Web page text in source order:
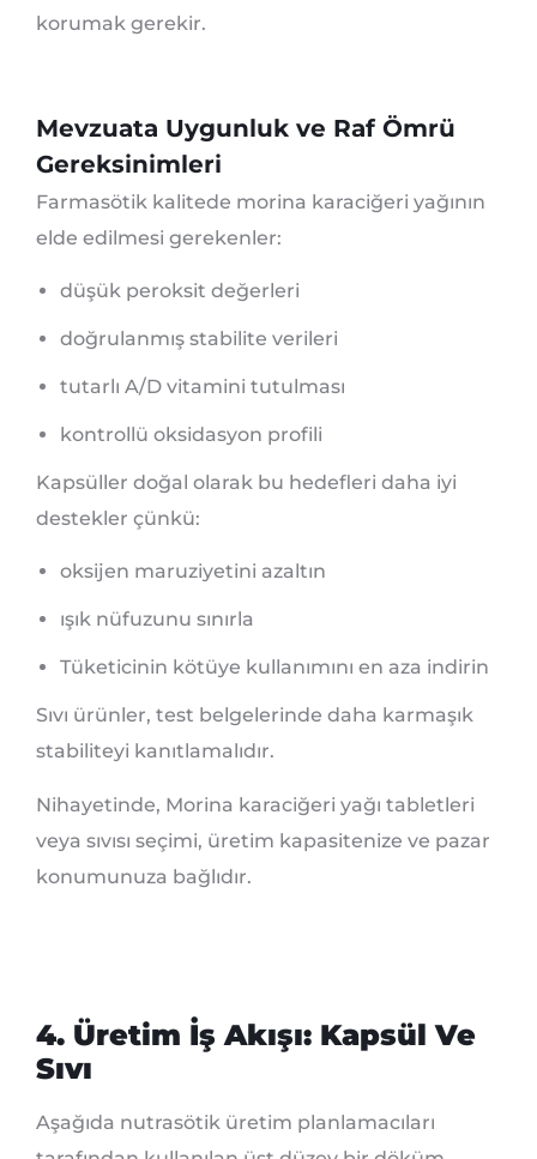
korumak gerekir.
Mevzuata Uygunluk ve Raf Ömrü
Gereksinimleri
Farmasötik kalitede morina karaciğeri yağının
elde edilmesi gerekenler:
düşük peroksit değerleri
doğrulanmış stabilite verileri
tutarlı A/D vitamini tutulması
kontrollü oksidasyon profili
Kapsüller doğal olarak bu hedefleri daha iyi
destekler çünkü:
oksijen maruziyetini azaltın
ışık nüfuzunu sınırla
Tüketicinin kötüye kullanımını en aza indirin
Sıvı ürünler, test belgelerinde daha karmaşık
stabiliteyi kanıtlamalıdır.
Nihayetinde, Morina karaciğeri yağı tabletleri
veya sıvısı seçimi, üretim kapasitenize ve pazar
konumunuza bağlıdır.
4. Üretim İş Akışı: Kapsül Ve
Sıvı
Aşağıda nutrasötik üretim planlamacıları